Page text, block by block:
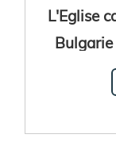
L'Eglise